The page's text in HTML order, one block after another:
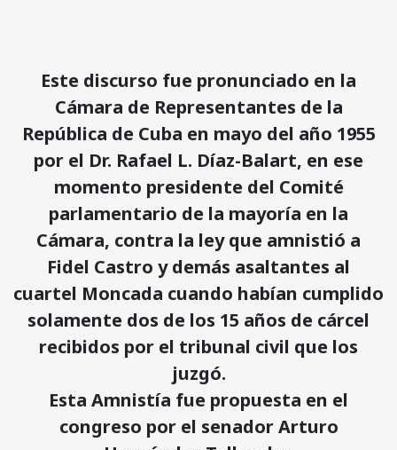
Este discurso fue pronunciado en la
Cámara de Representantes de la
República de Cuba en mayo del año 1955
por el Dr. Rafael L. Díaz-Balart, en ese
momento presidente del Comité
parlamentario de la mayoría en la
Cámara, contra la ley que amnistió a
Fidel Castro y demás asaltantes al
cuartel Moncada cuando habían cumplido
solamente dos de los 15 años de cárcel
recibidos por el tribunal civil que los
juzgó.
Esta Amnistía fue propuesta en el
congreso por el senador Arturo